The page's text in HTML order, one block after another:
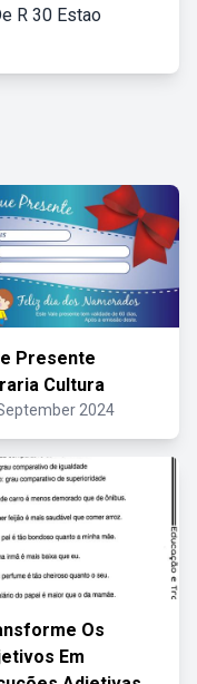
R 30 Estao
Presente
Cultura
2024
Os
Em